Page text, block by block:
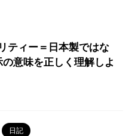
ティー＝日本製ではな
意味を正しく理解しよ
日記